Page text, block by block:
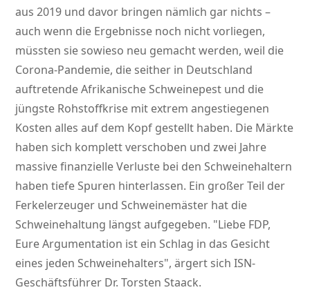
aus 2019 und davor bringen nämlich gar nichts –
auch wenn die Ergebnisse noch nicht vorliegen,
müssten sie sowieso neu gemacht werden, weil die
Corona-Pandemie, die seither in Deutschland
auftretende Afrikanische Schweinepest und die
jüngste Rohstoffkrise mit extrem angestiegenen
Kosten alles auf dem Kopf gestellt haben. Die Märkte
haben sich komplett verschoben und zwei Jahre
massive finanzielle Verluste bei den Schweinehaltern
haben tiefe Spuren hinterlassen. Ein großer Teil der
Ferkelerzeuger und Schweinemäster hat die
Schweinehaltung längst aufgegeben. Liebe FDP,
Eure Argumentation ist ein Schlag in das Gesicht
eines jeden Schweinehalters , ärgert sich ISN-
Geschäftsführer Dr. Torsten Staack.